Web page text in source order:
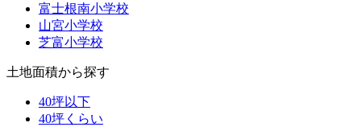
富士根南小学校
山宮小学校
芝富小学校
土地面積から探す
40坪以下
40坪くらい